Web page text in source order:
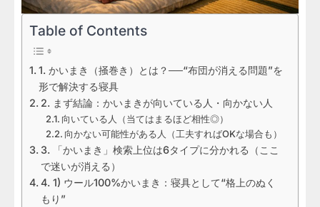
Table of Contents
1. かいまき（掻巻き）とは？──“布団が消える問題”を
形で解決する寝具
2. まず結論：かいまきが向いている人・向かない人
向いている人（当てはまるほど相性◎）
向かない可能性がある人（工夫すればOKな場合も）
3. 「かいまき」検索上位は6タイプに分かれる（ここ
で迷いが消える）
4. 1) ウール100%かいまき：寝具として“格上のぬく
もり”